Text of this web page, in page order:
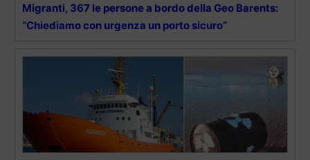
Migranti, 367 le persone a bordo della Geo Barents:
“Chiediamo con urgenza un porto sicuro”